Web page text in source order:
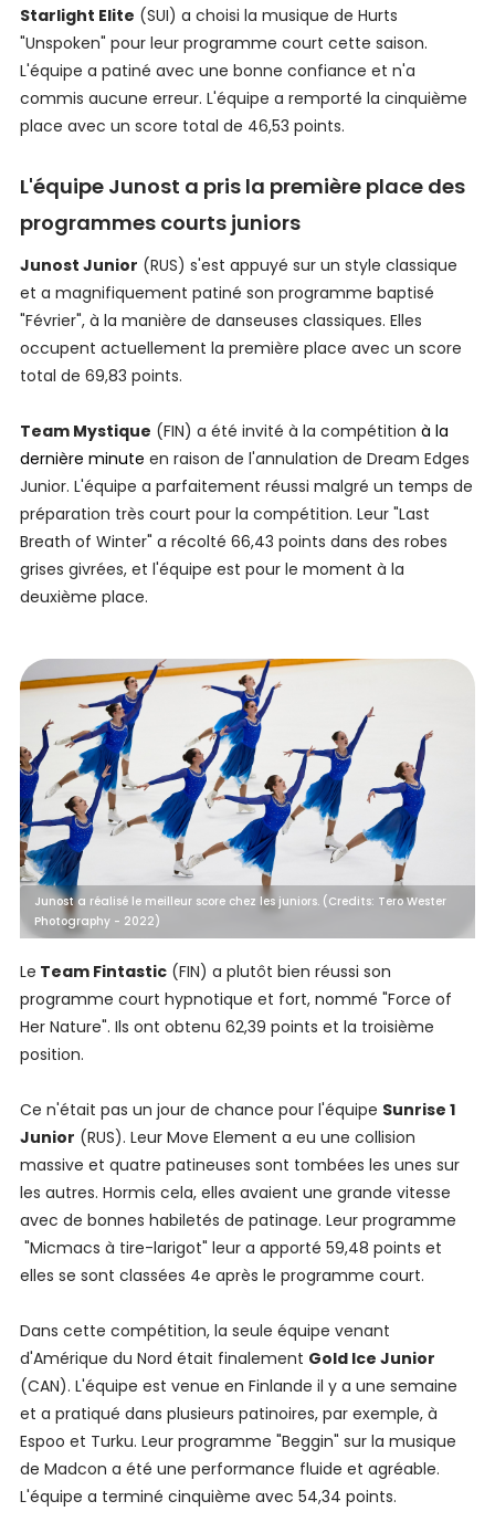
Starlight Elite (SUI) a choisi la musique de Hurts
"Unspoken" pour leur programme court cette saison.
L'équipe a patiné avec une bonne confiance et n'a
commis aucune erreur. L'équipe a remporté la cinquième
place avec un score total de 46,53 points.
L'équipe Junost a pris la première place des
programmes courts juniors
Junost Junior (RUS) s'est appuyé sur un style classique
et a magnifiquement patiné son programme baptisé
"Février", à la manière de danseuses classiques. Elles
occupent actuellement la première place avec un score
total de 69,83 points.
Team Mystique (FIN) a été invité à la compétition à la
dernière minute en raison de l'annulation de Dream Edges
Junior. L'équipe a parfaitement réussi malgré un temps de
préparation très court pour la compétition. Leur "Last
Breath of Winter" a récolté 66,43 points dans des robes
grises givrées, et l'équipe est pour le moment à la
deuxième place.
Junost a réalisé le meilleur score chez les juniors. (Credits: Tero Wester
Photography - 2022)
Le Team Fintastic(FIN) a plutôt bien réussi son
programme court hypnotique et fort, nommé "Force of
Her Nature". Ils ont obtenu 62,39 points et la troisième
position.
Ce n'était pas un jour de chance pour l'équipe Sunrise 1
Junior (RUS). Leur Move Element a eu une collision
massive et quatre patineuses sont tombées les unes sur
les autres. Hormis cela, elles avaient une grande vitesse
avec de bonnes habiletés de patinage. Leur programme
"Micmacs à tire-larigot" leur a apporté 59,48 points et
elles se sont classées 4e après le programme court.
Dans cette compétition, la seule équipe venant
d'Amérique du Nord était finalement Gold Ice Junior
(CAN). L'équipe est venue en Finlande il y a une semaine
et a pratiqué dans plusieurs patinoires, par exemple, à
Espoo et Turku. Leur programme "Beggin" sur la musique
de Madcon a été une performance fluide et agréable.
L'équipe a terminé cinquième avec 54,34 points.